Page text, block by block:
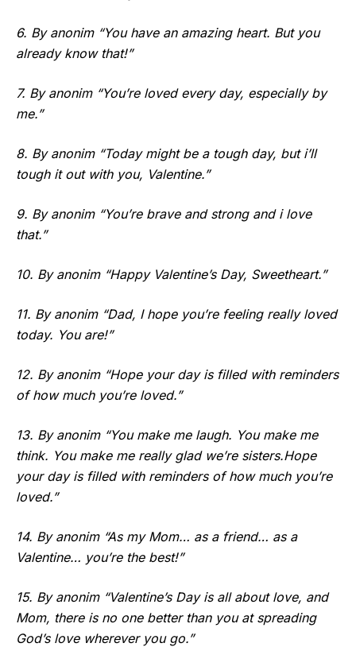
6. By anonim “You have an amazing heart. But you
already know that!”
7. By anonim “You’re loved every day, especially by
me.”
8. By anonim “Today might be a tough day, but i’ll
tough it out with you, Valentine.”
9. By anonim “You’re brave and strong and i love
that.”
10. By anonim “Happy Valentine’s Day, Sweetheart.”
11. By anonim “Dad, I hope you’re feeling really loved
today. You are!”
12. By anonim “Hope your day is filled with reminders
of how much you’re loved.”
13. By anonim “You make me laugh. You make me
think. You make me really glad we’re sisters.Hope
your day is filled with reminders of how much you’re
loved.”
14. By anonim “As my Mom… as a friend… as a
Valentine… you’re the best!”
15. By anonim “Valentine’s Day is all about love, and
Mom, there is no one better than you at spreading
God’s love wherever you go.”